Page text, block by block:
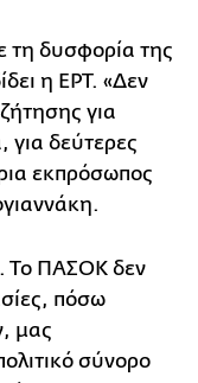
τη δυσφορία της
η ΕΡΤ. «Δεν
για
για δεύτερες
εκπρόσωπος
Το ΠΑΣΟΚ δεν
πόσω
μας
σύνορο